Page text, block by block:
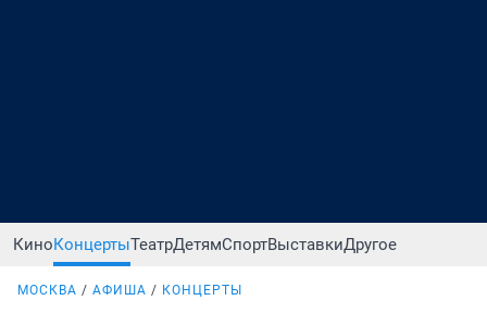
КиноКонцертыТеатрДетямСпортВыставкиДругое
МОСКВА АФИША КОНЦЕРТЫ